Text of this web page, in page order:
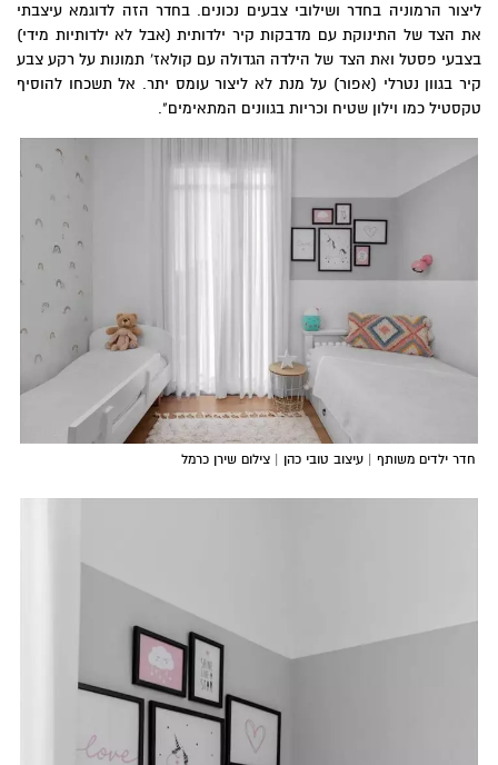
ליצור הרמוניה בחדר ושילובי צבעים נכונים. בחדר הזה לדוגמא עיצבתי
את הצד של התינוקת עם מדבקות קיר ילדותית (אבל לא ילדותיות מידי)
בצבעי פסטל ואת הצד של הילדה הגדולה עם קולאז' תמונות על רקע צבע
קיר בגוון נטרלי (אפור) על מנת לא ליצור עומס יתר. אל תשכחו להוסיף
טקסטיל כמו וילון שטיח וכריות בגוונים המתאימים".
חדר ילדים משותף | עיצוב טובי כהן | צילום שירן כרמל